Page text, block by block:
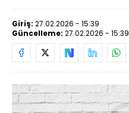
Giriş: 27.02.2026 - 15:39
Güncelleme: 27.02.2026 - 15:39